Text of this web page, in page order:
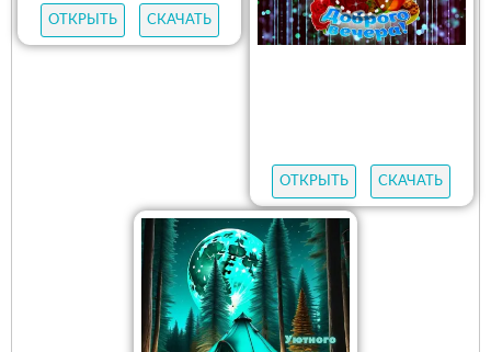
ОТКРЫТЬ СКАЧАТЬ
ОТКРЫТЬ СКАЧАТЬ